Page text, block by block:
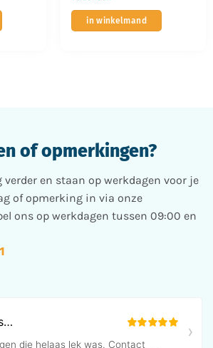
in winkelmand
of opmerkingen?
verder en staan op werkdagen voor je
of opmerking in via onze
ons op werkdagen tussen 09:00 en